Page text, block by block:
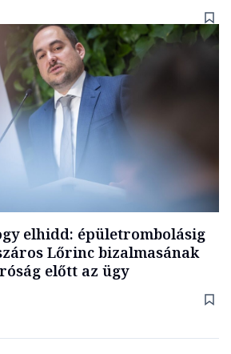
elhidd: épületrombolásig
Lőrinc bizalmasának
előtt az ügy